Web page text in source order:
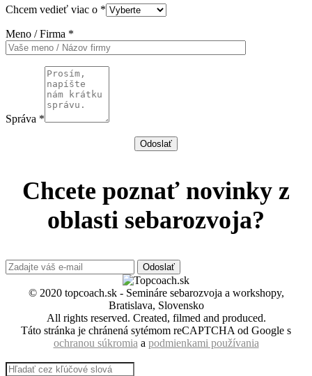
Chcem vedieť viac o *
Meno / Firma *
Správa *
Odoslať
Chcete poznať novinky z
oblasti sebarozvoja?
Odoslať
© 2020 topcoach.sk - Semináre sebarozvoja a workshopy,
Bratislava, Slovensko
All rights reserved. Created, filmed and produced.
Táto stránka je chránená sytémom reCAPTCHA od Google s
ochranou súkromia a podmienkami používania